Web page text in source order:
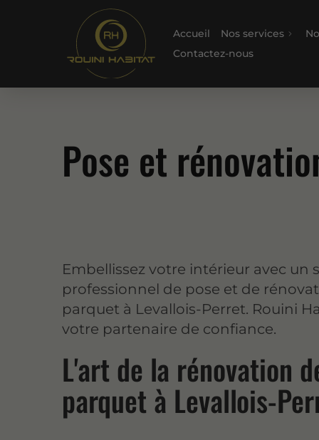
Accueil Nos services
Contactez-nous
Pose et
Embellissez votre intérieur avec un
professionnel de pose et de
parquet à Levallois-Perret. Rouini
votre partenaire de confiance.
L'art de la rénovation
parquet à Levallois-